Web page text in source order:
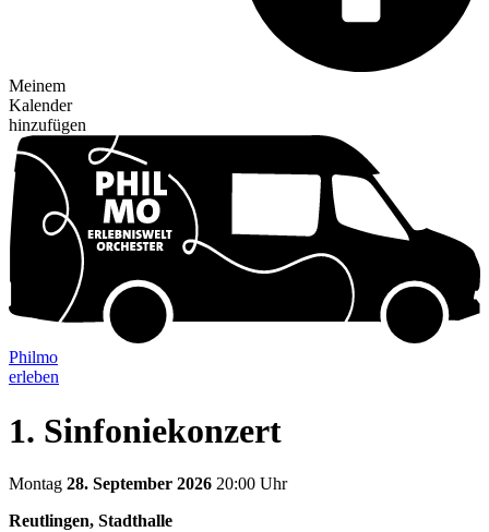
Meinem
Kalender
hinzufügen
Philmo
erleben
1. Sinfoniekonzert
Montag 28. September 2026 20:00 Uhr
Reutlingen, Stadthalle